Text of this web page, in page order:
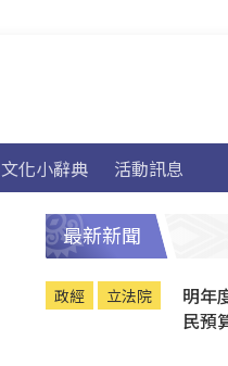
文化小辭典 活動訊息
最新新聞
政經 立法院
明年
民預